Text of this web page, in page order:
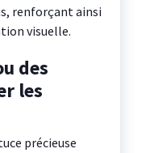
renforçant ainsi
visuelle.
des
les
précieuse